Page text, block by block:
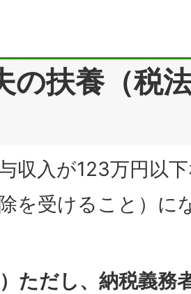
の扶養（税
収入が123万円以
を受けること）に
）ただし、納税義務